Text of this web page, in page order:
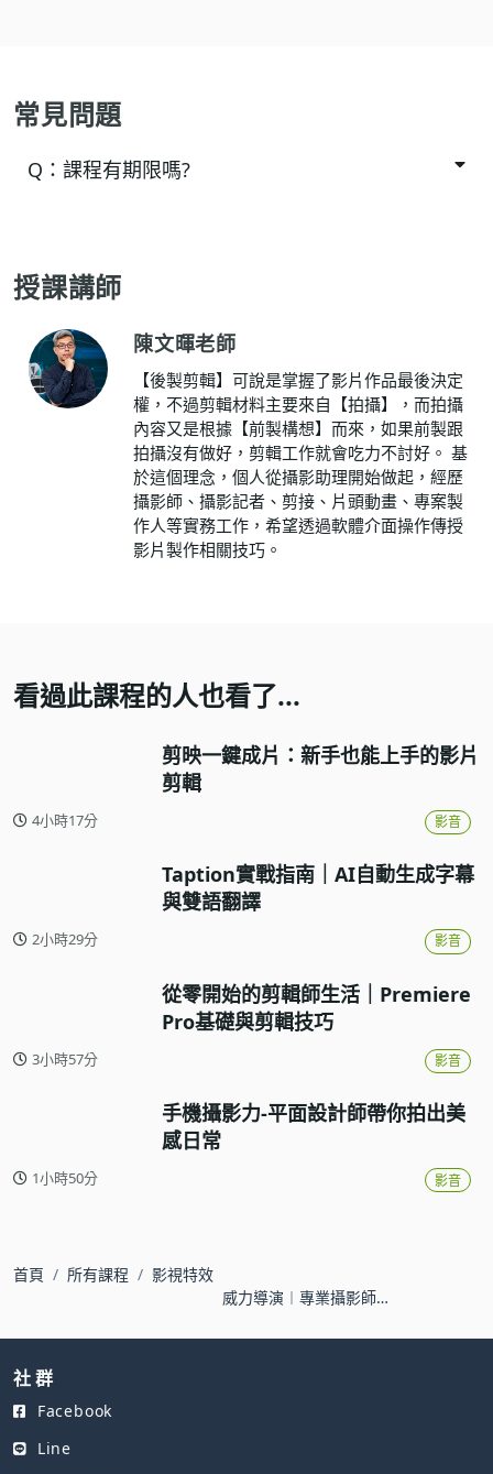
常見問題
Q： 課程有期限嗎?
授課講師
陳文暉老師
【後製剪輯】可說是掌握了影片作品最後決定
權，不過剪輯材料主要來自【拍攝】，而拍攝
內容又是根據【前製構想】而來，如果前製跟
拍攝沒有做好，剪輯工作就會吃力不討好。 基
於這個理念，個人從攝影助理開始做起，經歷
攝影師、攝影記者、剪接、片頭動畫、專案製
作人等實務工作，希望透過軟體介面操作傳授
影片製作相關技巧。
看過此課程的人也看了...
剪映一鍵成片：新手也能上手的影片
剪輯
4小時17分 影音
Taption實戰指南｜AI自動生成字幕
與雙語翻譯
2小時29分 影音
從零開始的剪輯師生活｜Premiere
Pro基礎與剪輯技巧
3小時57分 影音
手機攝影力-平面設計師帶你拍出美
感日常
1小時50分 影音
首頁 所有課程
影視特效
威力導演︱專業攝影師
才有FU～
社 群
Facebook
Line